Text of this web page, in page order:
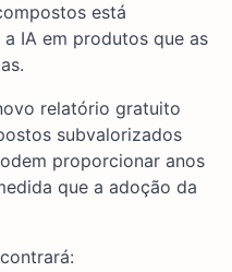
está
IA em produtos que as
relatório gratuito
subvalorizados
proporcionar anos
que a adoção da